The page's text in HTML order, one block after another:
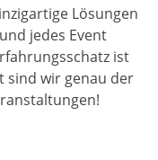
Lösungen
jedes Event
ist
sind wir genau der